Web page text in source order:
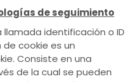
de seguimiento
identificación o ID
cookie es un
Consiste en una
de la cual se pueden